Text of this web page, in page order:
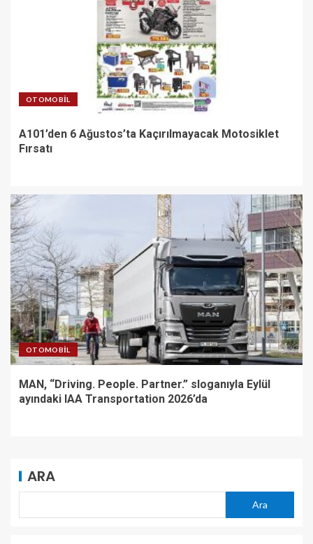
OTOMOBIL
A101’den 6 Ağustos’ta Kaçırılmayacak Motosiklet
Fırsatı
OTOMOBIL
MAN, “Driving. People. Partner.” sloganıyla Eylül
ayındaki IAA Transportation 2026’da
ARA
Ara